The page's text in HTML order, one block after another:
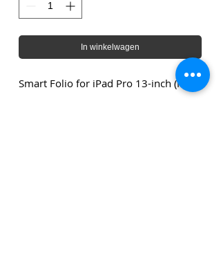
In winkelwagen
Smart Folio for iPad Pro 13-inch (M4)